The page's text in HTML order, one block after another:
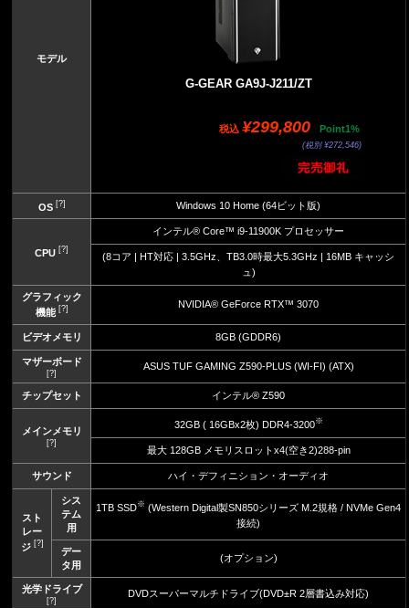
モデル
G-GEAR GA9J-J211/ZT
税込 ¥299,800 Point1%
(税別 ¥272,546)
OS[?] Windows 10 Home (64ビット版)
CPU [?]
インテル® Core™ i9-11900K プロセッサー
(8コア | HT対応 | 3.5GHz、TB3.0時最大5.3GHz | 16MB キャッシ
ュ)
グラフィック
機能[?] NVIDIA® GeForce RTX™ 3070
ビデオメモリ 8GB (GDDR6)
マザーボード
[?]
ASUS TUF GAMING Z590-PLUS (WI-FI) (ATX)
チップセット インテル® Z590
メインメモリ
[?]
32GB ( 16GBx2枚) DDR4-3200※
最大 128GB メモリスロットx4(空き2)288-pin
サウンド ハイ・デフィニション・オーディオ
スト
レー
ジ [?]
シス
テム
用
1TB SSD※ (Western Digital製SN850シリーズ M.2規格 / NVMe Gen4
接続)
デー
タ用
(オプション)
光学ドライブ
[?]
DVDスーパーマルチドライブ(DVD±R 2層書込み対応)